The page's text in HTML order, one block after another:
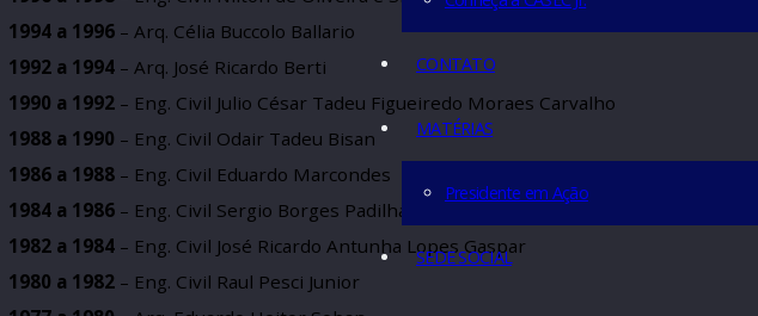
Parcerias disponíveis
Conheça a CASEC Jr.
CONTATO
MATÉRIAS
2000 a 2002
– Eng. Civil Raul Pesci Junior
1998 a 2000– Arq. Paulo André Cunha Ribeiro
1996 a 1998– Eng. Civil Nilton de Oliveira e Silva
1994 a 1996– Arq. Célia Buccolo Ballario
1992 a 1994– Arq. José Ricardo Berti
1990 a 1992– Eng. Civil Julio César Tadeu Figueiredo Moraes Carvalho
1988 a 1990 – Eng. Civil Odair Tadeu Bisan
– Eng. Civil Eduardo Marcondes